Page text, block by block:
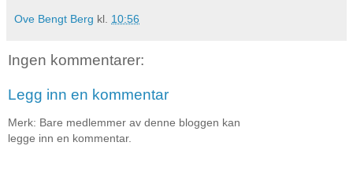
Ove Bengt Berg kl. 10:56
Ingen kommentarer:
Legg inn en kommentar
Merk: Bare medlemmer av denne bloggen kan
legge inn en kommentar.